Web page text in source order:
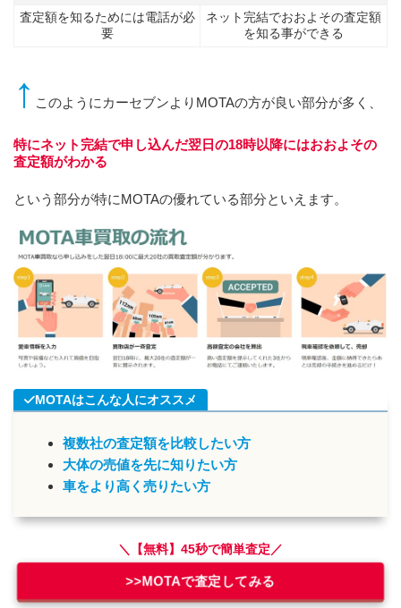
査定額を知るためには電話が必
要
ネット完結でおおよその査定額
を知る事ができる
↑ このようにカーセブンよりMOTAの方が良い部分が多く、
特にネット完結で申し込んだ翌日の18時以降にはおおよその
査定額がわかる
という部分が特にMOTAの優れている部分といえます。
MOTAはこんな人にオススメ
複数社の査定額を比較したい方
大体の売値を先に知りたい方
車をより高く売りたい方
＼【無料】45秒で簡単査定／
>>MOTAで査定してみる